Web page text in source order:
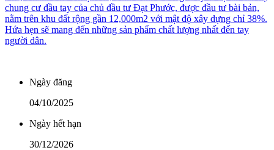
chung cư đầu tay của chủ đầu tư Đạt Phước, được đầu tư bài bản,
nằm trên khu đất rộng gần 12,000m2 với mật độ xây dựng chỉ 38%.
Hứa hẹn sẽ mang đến những sản phẩm chất lượng nhất đến tay
người dân.
Ngày đăng
04/10/2025
Ngày hết hạn
30/12/2026